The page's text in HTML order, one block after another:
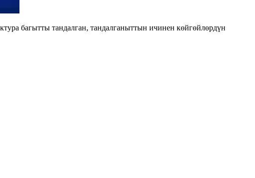
багытты тандалган, тандалганыттын ичинен көйгөйлөрдүн